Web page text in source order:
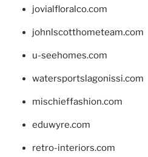
jovialfloralco.com
johnlscotthometeam.com
u-seehomes.com
watersportslagonissi.com
mischieffashion.com
eduwyre.com
retro-interiors.com